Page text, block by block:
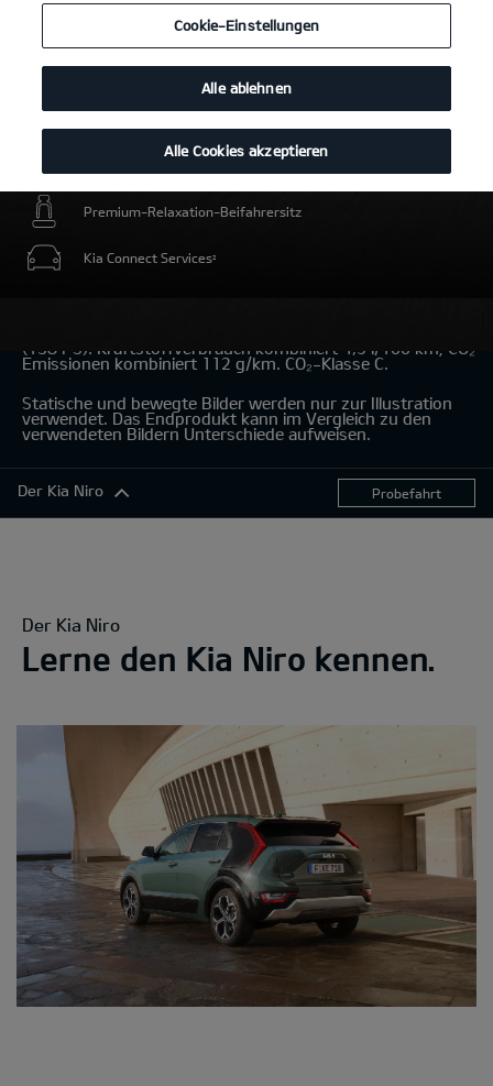
Intelligente elektrische Energiereserve für Umweltzonen
Premium-Relaxation-Beifahrersitz
Kia Connect Services2
(138 PS): Kraftstoffverbrauch kombiniert 4,9 l/100 km; CO₂-
Emissionen kombiniert 112 g/km. CO₂-Klasse C.
Statische und bewegte Bilder werden nur zur Illustration
verwendet. Das Endprodukt kann im Vergleich zu den
verwendeten Bildern Unterschiede aufweisen.
Der Kia Niro
Konnektivität
360°-Darstellung
Ausstattungslinien
Probefahrt
Der Kia Niro
Lerne den Kia Niro kennen.
Cookie-Einstellungen
Alle ablehnen
Alle Cookies akzeptieren